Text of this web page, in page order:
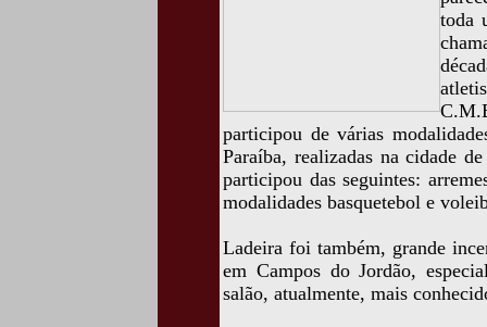
toda
participou de várias
Paraíba, realizadas na cidade
participou das seguintes:
modalidades basquetebol e
Ladeira foi também, grande
em Campos do Jordão,
salão, atualmente, mais